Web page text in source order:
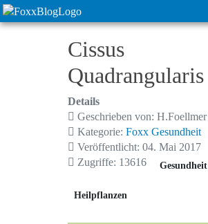
Cissus
Quadrangularis
Details
Geschrieben von: H.Foellmer
Kategorie: Foxx Gesundheit
Veröffentlicht: 04. Mai 2017
Zugriffe: 13616
Gesundheit
Heilpflanzen